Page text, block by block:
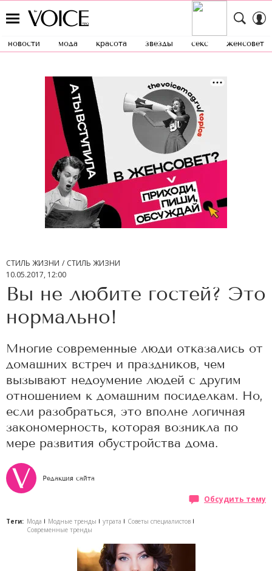
новости мода красота звезды секс женсовет
СТИЛЬ ЖИЗНИ
СТИЛЬ ЖИЗНИ
10.05.2017, 12:00
Вы не любите гостей? Это
нормально!
Многие современные люди отказались от
домашних встреч и праздников, чем
вызывают недоумение людей с другим
отношением к домашним посиделкам. Но,
если разобраться, это вполне логичная
закономерность, которая возникла по
мере развития обустройства дома.
Редакция сайта
Обсудить тему
Теги: Мода Модные тренды утрата
Советы специалистов
Современные тренды